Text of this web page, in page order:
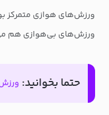
ورزش‌های هوازی متمرکز
ورزش‌های بی‌هوازی هم
حتما بخوانید: